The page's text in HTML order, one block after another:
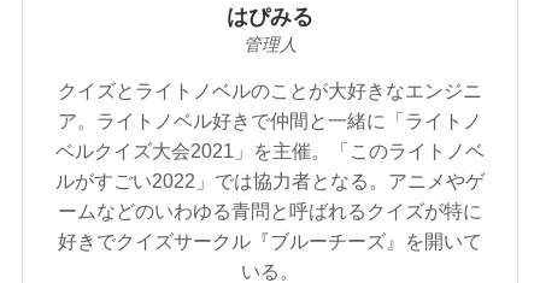
はぴみる
管理人
クイズとライトノベルのことが大好きなエンジニ
ア。ライトノベル好きで仲間と一緒に「ライトノ
ベルクイズ大会2021」を主催。「このライトノベ
ルがすごい2022」では協力者となる。アニメやゲ
ームなどのいわゆる青問と呼ばれるクイズが特に
好きでクイズサークル『ブルーチーズ』を開いて
いる。